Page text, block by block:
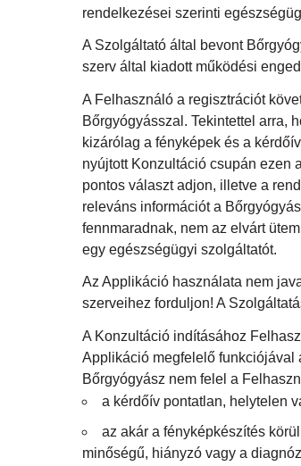
rendelkezései szerinti
A Szolgáltató által bevont
szerv által kiadott működési
A Felhasználó a regisztrációt
Bőrgyógyásszal. Tekintettel arra,
kizárólag a fényképek és a
nyújtott Konzultáció csupán ezen
pontos választ adjon, illetve a
releváns információt a
fennmaradnak, nem az elvárt
egy egészségügyi szolgáltatót.
Az Applikáció használata nem
szerveihez forduljon! A
A Konzultáció indításához
Applikáció megfelelő funkciójával
Bőrgyógyász nem felel a
a kérdőív pontatlan, helytelen
az akár a fényképkészítés
minőségű, hiányzó vagy a